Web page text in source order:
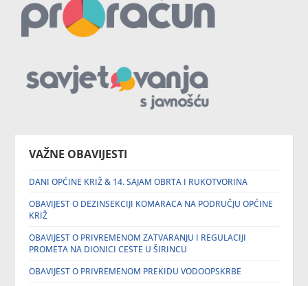
VAŽNE OBAVIJESTI
DANI OPĆINE KRIŽ & 14. SAJAM OBRTA I RUKOTVORINA
OBAVIJEST O DEZINSEKCIJI KOMARACA NA PODRUČJU OPĆINE
KRIŽ
OBAVIJEST O PRIVREMENOM ZATVARANJU I REGULACIJI
PROMETA NA DIONICI CESTE U ŠIRINCU
OBAVIJEST O PRIVREMENOM PREKIDU VODOOPSKRBE